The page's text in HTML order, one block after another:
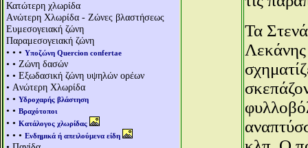
Κατώτερη χλωρίδα
Aνώτερη Χλωρίδα - Ζώνες βλαστήσεως
Ευμεσογειακή ζώνη
Παραμεσογειακή ζώνη
• • • Υποζώνη Quercion confertae
• • Ζώνη δασών
• • Εξωδασική ζώνη υψηλών ορέων
• Aνώτερη Χλωρίδα
• • Υδροχαρής βλάστηση
• • Βραχότοποι
• • Κατάλογος χλωρίδας
• • • Ενδημικά ή απειλούμενα είδη
Τα